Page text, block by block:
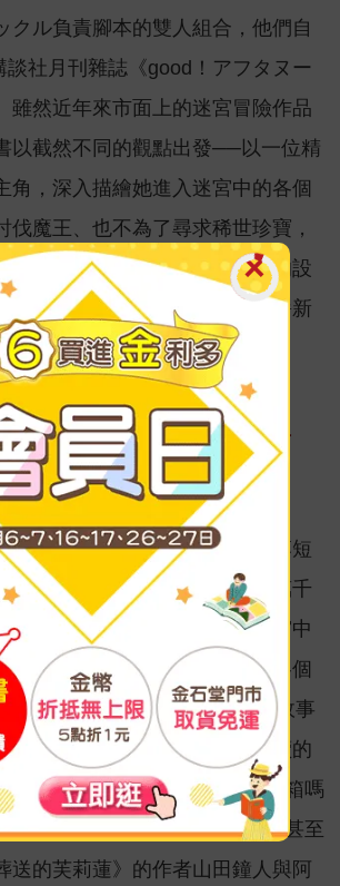
クル負責腳本的雙人組合，他們自
談社月刊雜誌《good！アフタヌー
雖然近年來市面上的迷宮冒險作品
以截然不同的觀點出發──以一位精
角，深入描繪她進入迷宮中的各個
伐魔王、也不為了尋求稀世珍寶，
者們設置一個個寶箱……如此的設
，讓這「王道」的題材呈現了嶄新
、美食……你想像不到的迷宮生
活？！」
險故事，讀者跟著擁有一頭俐落短
山下海，欣賞這個奇幻世界的萬千
本美食遊記，讓人得以嘗遍迷宮中
是奇幻世界的攻略設定集，替各個
讀者們一一解惑。擁有豐富的故事
充滿魄力的細膩畫風、輕鬆易讀的
迷宮精靈~迷宮中一定會出現寶箱嗎
受到眾多讀者的好評與關注，甚至
送的芙莉蓮》的作者山田鐘人與阿